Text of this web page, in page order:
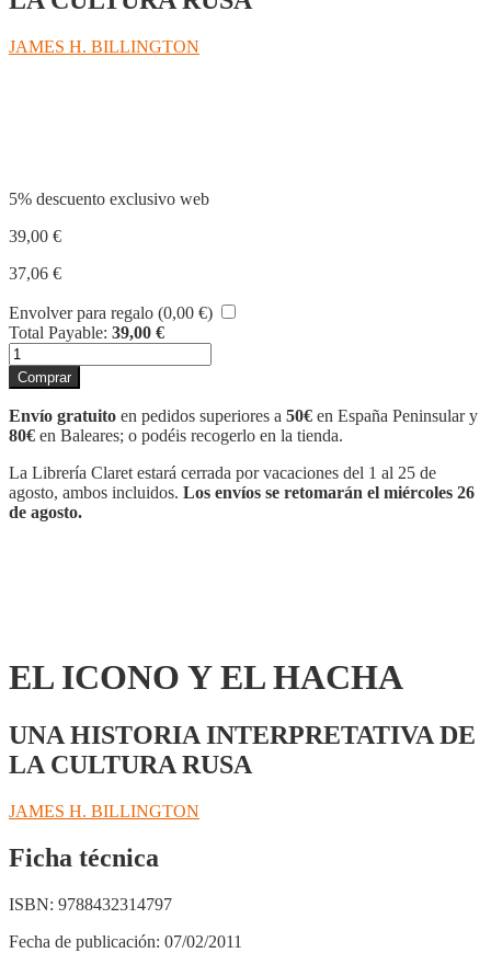
JAMES H. BILLINGTON
5% descuento exclusivo web
39,00 €
37,06 €
Envolver para regalo (0,00 €)
Total Payable: 39,00 €
EL
ICONO
Y
EL
HACHA
Comprar
Envío gratuito en pedidos superiores a 50€ en España Peninsular y
80€ en Baleares; o podéis recogerlo en la tienda.
La Librería Claret estará cerrada por vacaciones del 1 al 25 de
agosto, ambos incluidos. Los envíos se retomarán el miércoles 26
de agosto.
EL ICONO Y EL HACHA
UNA HISTORIA INTERPRETATIVA DE
LA CULTURA RUSA
JAMES H. BILLINGTON
Ficha técnica
ISBN: 9788432314797
Fecha de publicación: 07/02/2011